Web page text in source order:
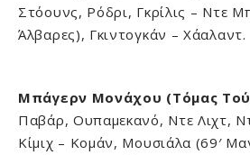
Στόουνς, Ρόδρι, Γκρίλις – Ντε
Άλβαρες), Γκιντογκάν – Χάαλαντ.
Μπάγερν Μονάχου (Τόμας
Παβάρ, Ουπαμεκανό, Ντε Λιχτ,
Κίμιχ – Κομάν, Μουσιάλα (69′